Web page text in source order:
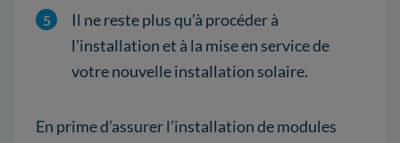
Il ne reste plus qu’à procéder à
l’installation et à la mise en service de
votre nouvelle installation solaire.
En prime d’assurer l’installation de modules